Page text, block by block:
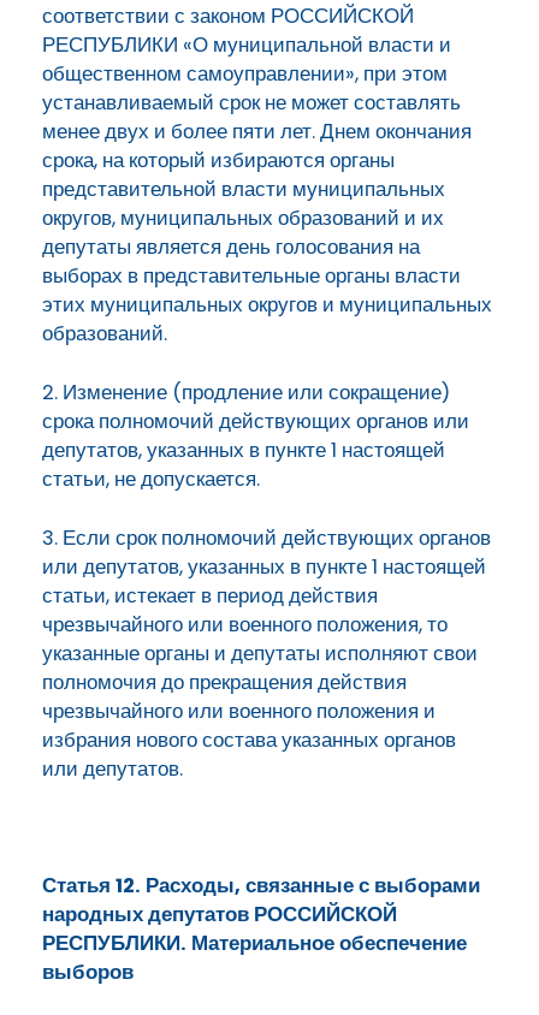
соответствии с законом РОССИЙСКОЙ
РЕСПУБЛИКИ «О муниципальной власти и
общественном самоуправлении», при этом
устанавливаемый срок не может составлять
менее двух и более пяти лет. Днем окончания
срока, на который избираются органы
представительной власти муниципальных
округов, муниципальных образований и их
депутаты является день голосования на
выборах в представительные органы власти
этих муниципальных округов и муниципальных
образований.
2. Изменение (продление или сокращение)
срока полномочий действующих органов или
депутатов, указанных в пункте 1 настоящей
статьи, не допускается.
3. Если срок полномочий действующих органов
или депутатов, указанных в пункте 1 настоящей
статьи, истекает в период действия
чрезвычайного или военного положения, то
указанные органы и депутаты исполняют свои
полномочия до прекращения действия
чрезвычайного или военного положения и
избрания нового состава указанных органов
или депутатов.
Статья 12. Расходы, связанные с выборами
народных депутатов РОССИЙСКОЙ
РЕСПУБЛИКИ. Материальное обеспечение
выборов